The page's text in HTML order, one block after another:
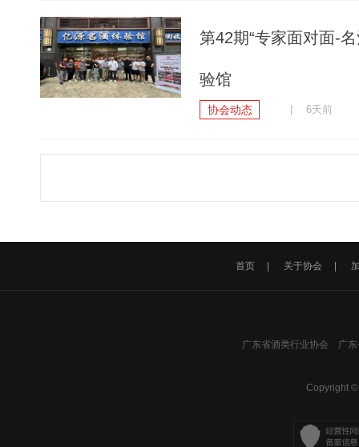
第42期“专家面对面-
验馆
协会动态 | 6天前
首页 关于协会
广东省酒类行业协会 广
Copyright ©